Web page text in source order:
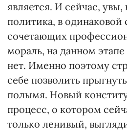
является. И сейчас,
политика, в одинаковой
сочетающих
мораль, на данном
нет. Именно поэтому
себе позволить
полымя. Новый
процесс, о котором
только ленивый,